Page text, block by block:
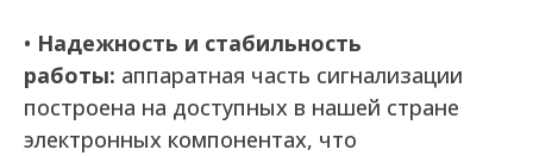
• Надежность и стабильность
работы: аппаратная часть сигнализации
построена на доступных в нашей стране
электронных компонентах, что